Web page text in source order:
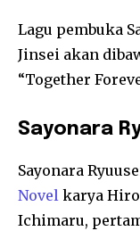
Lagu pembuka
Jinsei akan
“Together
Sayonara
Sayonara
Novel karya
Ichimaru,